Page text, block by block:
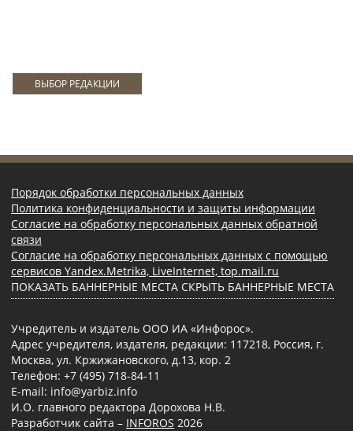
ВЫБОР РЕДАКЦИИ
Порядок обработки персональных данных
Политика конфиденциальности и защиты информации
Согласие на обработку персональных данных обратной
связи
Согласие на обработку персональных данных с помощью
сервисов Yandex.Metrika, LiveInternet, top.mail.ru
ПОКАЗАТЬ БАННЕРНЫЕ МЕСТА СКРЫТЬ БАННЕРНЫЕ МЕСТА
Учредитель и издатель ООО ИА «Инфорос».
Адрес учредителя, издателя, редакции: 117218, Россия, г.
Москва, ул. Кржижановского, д.13, кор. 2
Телефон: +7 (495) 718-84-11
E-mail: info@yarbiz.info
И.О. главного редактора Дорохова Н.В.
Разработчик сайта – INFOROS 2026